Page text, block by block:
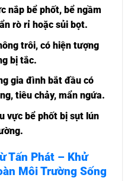
nắp bể phốt, bể ngầm
rò rỉ hoặc sủi bọt.
trôi, có hiện tượng
bị tắc.
gia đình bắt đầu có
tiêu chảy, mẩn ngứa.
vực bể phốt bị sụt lún
Tấn Phát – Khử
Môi Trường Sống